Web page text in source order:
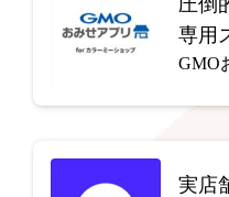
専用
GMO
実店